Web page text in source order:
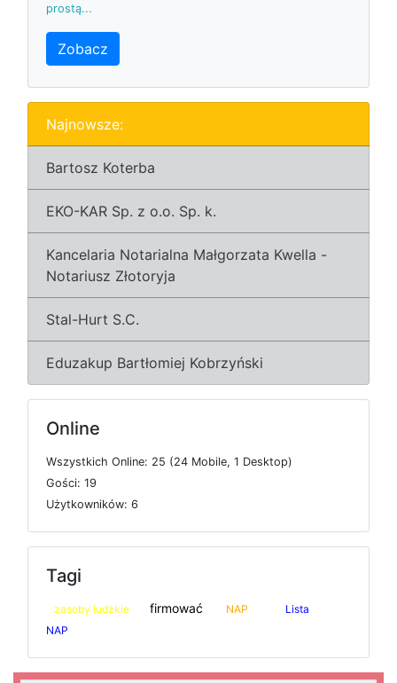
prostą...
Zobacz
Najnowsze:
Bartosz Koterba
EKO-KAR Sp. z o.o. Sp. k.
Kancelaria Notarialna Małgorzata Kwella -
Notariusz Złotoryja
Stal-Hurt S.C.
Eduzakup Bartłomiej Kobrzyński
Online
Wszystkich Online: 25 (24 Mobile, 1 Desktop)
Gości: 19
Użytkowników: 6
Tagi
zasoby ludzkie firmować NAP
Lista
NAP